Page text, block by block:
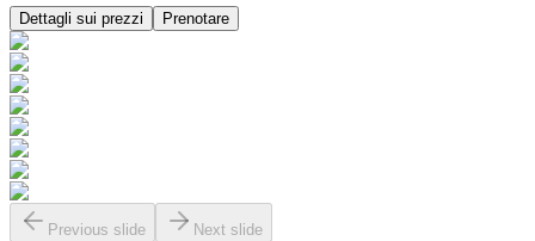
Dettagli sui prezzi Prenotare
Previous slide Next slide